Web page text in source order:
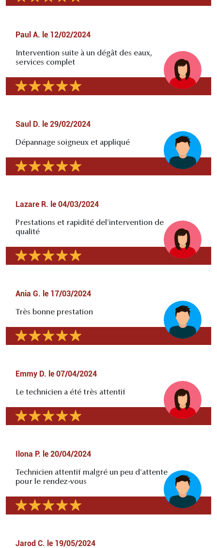
Paul A. le 12/02/2024
Intervention suite à un dégât des eaux,
services complet
Saul D. le 29/02/2024
Dépannage soigneux et appliqué
Lazare R. le 04/03/2024
Prestations et rapidité del'intervention de
qualité
Ania G. le 17/03/2024
Très bonne prestation
Emmy D. le 07/04/2024
Le technicien a été très attentif
Ilona P. le 20/04/2024
Technicien attentif malgré un peu d'attente
pour le rendez-vous
Jarod C. le 19/05/2024